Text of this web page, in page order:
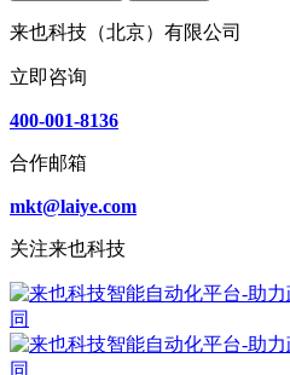
来也科技（北京）有限公司
立即咨询
400-001-8136
合作邮箱
mkt@laiye.com
关注来也科技